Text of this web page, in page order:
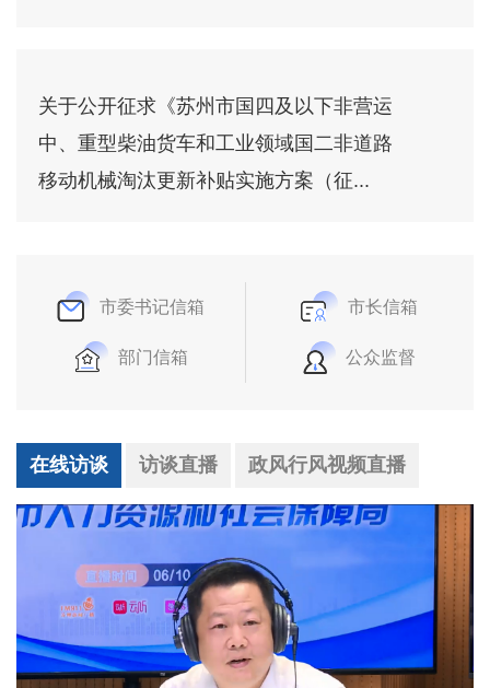
关于公开征求《苏州市国四及以下非营运
中、重型柴油货车和工业领域国二非道路
移动机械淘汰更新补贴实施方案（征...
市委书记信箱 市长信箱
部门信箱 公众监督
在线访谈 访谈直播 政风行风视频直播